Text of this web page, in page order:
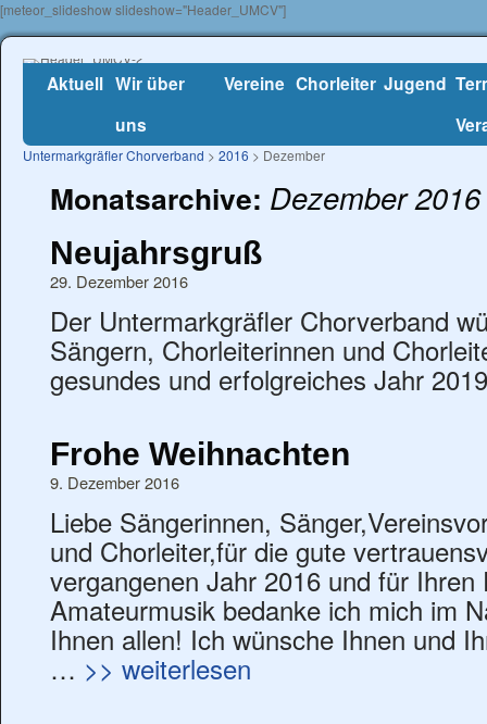
[meteor_slideshow slideshow="Header_UMCV"]
Aktuell Wir über
uns
Vereine Chorleiter Jugend
Untermarkgräfler Chorverband > 2016 > Dezember
Monatsarchive: Dezember 2016
Neujahrsgruß
29. Dezember 2016
Der Untermarkgräfler Chorverband
Sängern, Chorleiterinnen und
gesundes und erfolgreiches Jahr
Frohe Weihnachten
9. Dezember 2016
Liebe Sängerinnen,
und Chorleiter,für die gute
vergangenen Jahr 2016 und für
Amateurmusik bedanke ich mich im
Ihnen allen! Ich wünsche Ihnen und
… >> weiterlesen